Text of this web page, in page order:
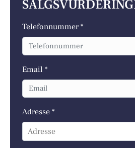
Telefonnummer *
Email *
Adresse *
Adresse